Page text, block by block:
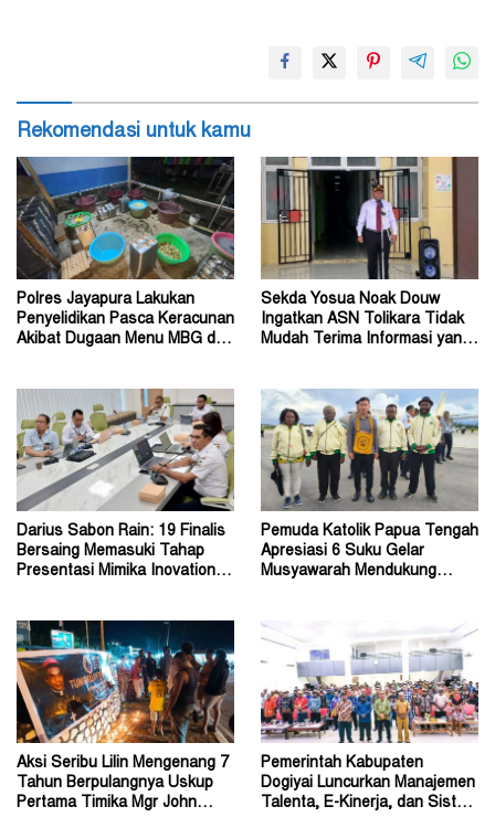
Rekomendasi untuk kamu
Polres Jayapura Lakukan
Penyelidikan Pasca Keracunan
Akibat Dugaan Menu MBG di
Sekda Yosua Noak Douw
Ingatkan ASN Tolikara Tidak
Mudah Terima Informasi yang
Darius Sabon Rain: 19 Finalis
Bersaing Memasuki Tahap
Presentasi Mimika Inovation
Pemuda Katolik Papua Tengah
Apresiasi 6 Suku Gelar
Musyawarah Mendukung
Aksi Seribu Lilin Mengenang 7
Tahun Berpulangnya Uskup
Pertama Timika Mgr John
Pemerintah Kabupaten
Dogiyai Luncurkan Manajemen
Talenta, E-Kinerja, dan Sistem